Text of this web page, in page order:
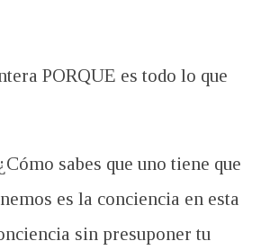
PORQUE es todo lo que
sabes que uno tiene que
es la conciencia en esta
sin presuponer tu